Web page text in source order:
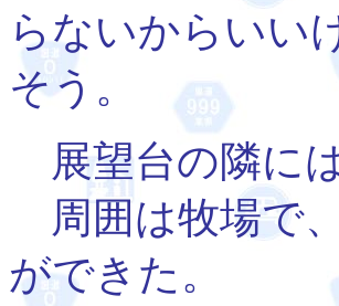
らないからいい
そう。
展望台の隣には
周囲は牧場で
ができた。